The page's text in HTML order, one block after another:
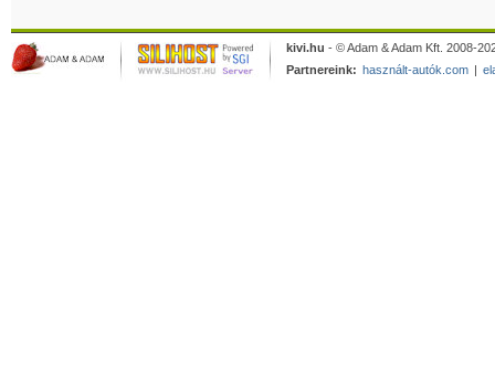
kivi.hu - © Adam & Adam Kft. 2008-
Partnereink: használt-autók.com |